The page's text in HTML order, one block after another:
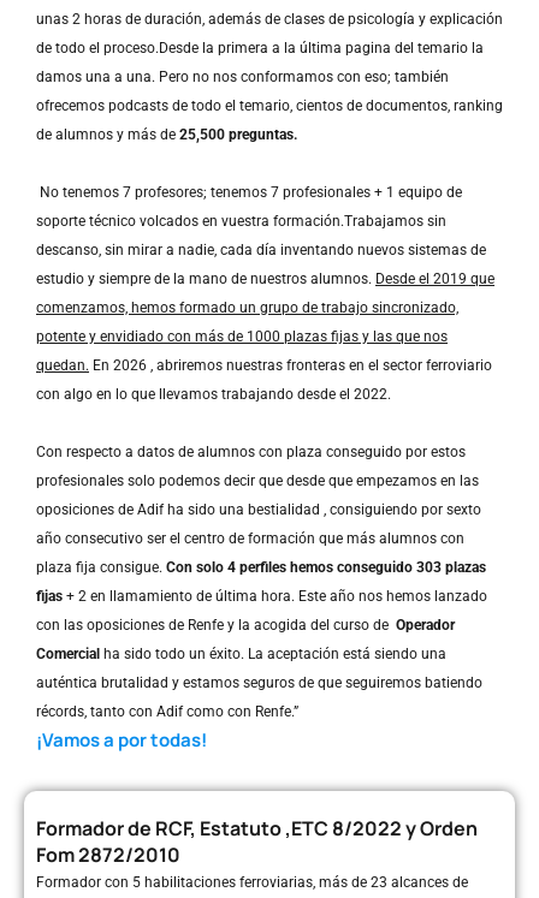
unas 2 horas de duración, además de clases de psicología y explicación
de todo el proceso.Desde la primera a la última pagina del temario la
damos una a una. Pero no nos conformamos con eso; también
ofrecemos podcasts de todo el temario, cientos de documentos, ranking
de alumnos y más de 25,500 preguntas.
No tenemos 7 profesores; tenemos 7 profesionales + 1 equipo de
soporte técnico volcados en vuestra formación.Trabajamos sin
descanso, sin mirar a nadie, cada día inventando nuevos sistemas de
estudio y siempre de la mano de nuestros alumnos. Desde el 2019 que
comenzamos, hemos formado un grupo de trabajo sincronizado,
potente y envidiado con más de 1000 plazas fijas y las que nos
quedan. En 2026 , abriremos nuestras fronteras en el sector ferroviario
con algo en lo que llevamos trabajando desde el 2022.
Con respecto a datos de alumnos con plaza conseguido por estos
profesionales solo podemos decir que desde que empezamos en las
oposiciones de Adif ha sido una bestialidad , consiguiendo por sexto
año consecutivo ser el centro de formación que más alumnos con
plaza fija consigue. Con solo 4 perfiles hemos conseguido 303 plazas
fijas + 2 en llamamiento de última hora. Este año nos hemos lanzado
con las oposiciones de Renfe y la acogida del curso de Operador
Comercial ha sido todo un éxito. La aceptación está siendo una
auténtica brutalidad y estamos seguros de que seguiremos batiendo
récords, tanto con Adif como con Renfe.”
¡Vamos a por todas!
Formador de RCF, Estatuto ,ETC 8/2022 y Orden
Fom 2872/2010
Formador con 5 habilitaciones ferroviarias, más de 23 alcances de